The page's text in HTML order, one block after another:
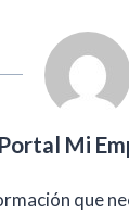
Portal Mi
que